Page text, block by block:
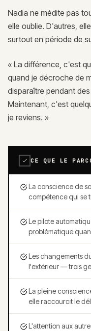
Nadia ne médite pas
elle oublie. D'autres,
surtout en période de
« La différence, c'est
quand je décroche de
disparaître pendant
Maintenant, c'est
je reviens. »
CE QUE LE
La conscience de
compétence qui se
Le pilote
problématique
Les changements
l'extérieur — trois
La pleine
elle raccourcit le
L'attention aux